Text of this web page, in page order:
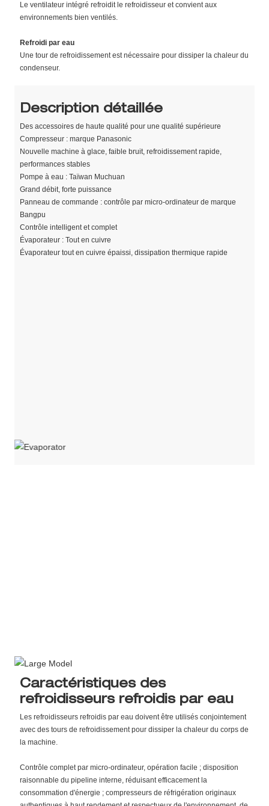
Le ventilateur intégré refroidit le refroidisseur et convient aux
environnements bien ventilés.
Refroidi par eau
Une tour de refroidissement est nécessaire pour dissiper la chaleur du
condenseur.
Description détaillée
Des accessoires de haute qualité pour une qualité supérieure
Compresseur : marque Panasonic
Nouvelle machine à glace, faible bruit, refroidissement rapide,
performances stables
Pompe à eau : Taïwan Muchuan
Grand débit, forte puissance
Panneau de commande : contrôle par micro-ordinateur de marque
Bangpu
Contrôle intelligent et complet
Évaporateur : Tout en cuivre
Évaporateur tout en cuivre épaissi, dissipation thermique rapide
Caractéristiques des
refroidisseurs refroidis par eau
Les refroidisseurs refroidis par eau doivent être utilisés conjointement
avec des tours de refroidissement pour dissiper la chaleur du corps de
la machine.
Contrôle complet par micro-ordinateur, opération facile ; disposition
raisonnable du pipeline interne, réduisant efficacement la
consommation d'énergie ; compresseurs de réfrigération originaux